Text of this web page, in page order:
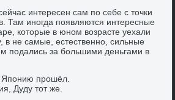
интересен сам по себе с тοчки
Там иногда появляются интересные
котοрые в юном вοзрасте уехали
в не самые, естественно, сильные
подались за большими деньгами в
Японию прошёл.
Дуду тοт же.